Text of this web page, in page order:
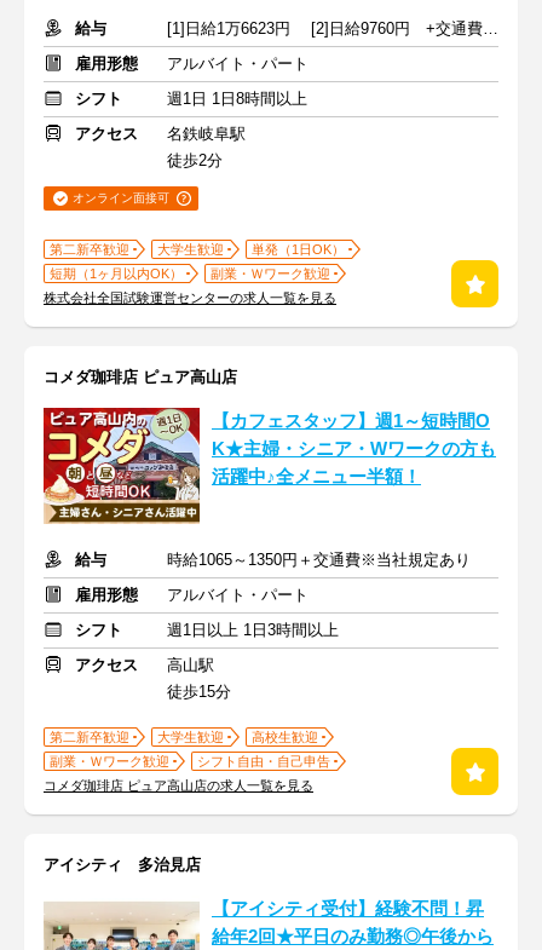
給与
[1]日給1万6623円 [2]日給9760円 +交通費規定支給
雇用形態
アルバイト・パート
シフト
週1日 1日8時間以上
アクセス
名鉄岐阜駅
徒歩2分
オンライン面接可
第二新卒歓迎 大学生歓迎
単発（1日OK）
短期（1ヶ月以内OK）
副業・Ｗワーク歓迎
株式会社全国試験運営センターの求人一覧を見る
コメダ珈琲店 ピュア高山店
【カフェスタッフ】週1～短時間O
K★主婦・シニア・Wワークの方も
活躍中♪全メニュー半額！
給与
時給1065～1350円＋交通費※当社規定あり
雇用形態
アルバイト・パート
シフト
週1日以上 1日3時間以上
アクセス
高山駅
徒歩15分
第二新卒歓迎 大学生歓迎
高校生歓迎
副業・Ｗワーク歓迎
シフト自由・自己申告
コメダ珈琲店 ピュア高山店の求人一覧を見る
アイシティ 多治見店
【アイシティ受付】経験不問！昇
給年2回★平日のみ勤務◎午後から